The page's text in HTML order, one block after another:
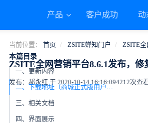
产品 客户成功 动
当前位置： 首页 ZSITE蝉知门户 ZSITE
ZSITE全网营销平台8.6.1发布，
发布：郝永红 于 2020-10-14 16:16:094212次查
本篇目录
一、更新内容
二、下载地址（商城正式版用户请勿下载此安装包，升级请联系客服）
三、相关文档
四、界面展示